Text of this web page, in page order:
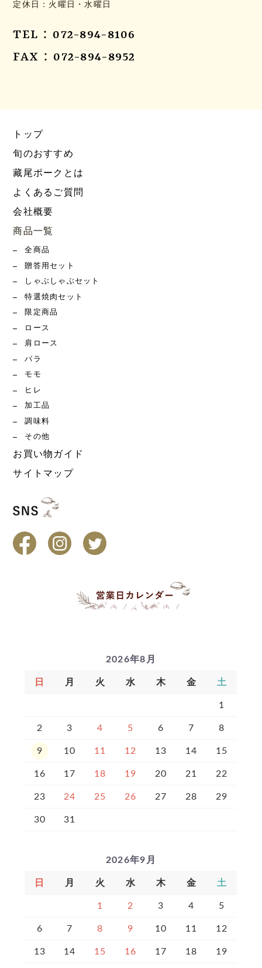
定休日：火曜日・水曜日
TEL：072-894-8106
FAX：072-894-8952
トップ
旬のおすすめ
藏尾ポークとは
よくあるご質問
会社概要
商品一覧
全商品
贈答用セット
しゃぶしゃぶセット
特選焼肉セット
限定商品
ロース
肩ロース
バラ
モモ
ヒレ
加工品
調味料
その他
お買い物ガイド
サイトマップ
2026年8月
日 月 火 水 木 金 土
1
2 3 4 5 6 7 8
9 10 11 12 13 14 15
16 17 18 19 20 21 22
23 24 25 26 27 28 29
30 31
2026年9月
日 月 火 水 木 金 土
1 2 3 4 5
6 7 8 9 10 11 12
13 14 15 16 17 18 19